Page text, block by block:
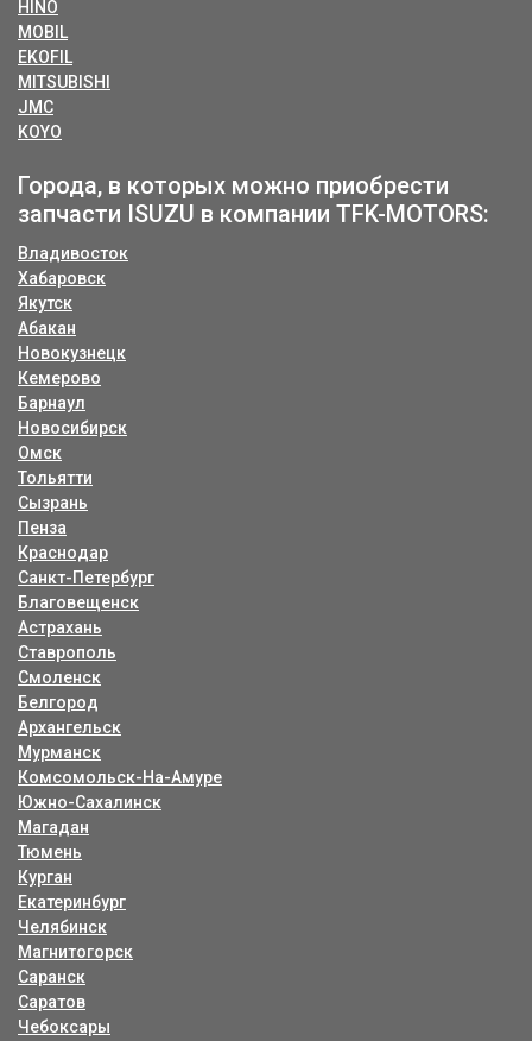
HINO
MOBIL
EKOFIL
MITSUBISHI
JMC
KOYO
Города, в которых можно приобрести
запчасти ISUZU в компании TFK-MOTORS:
Владивосток
Хабаровск
Якутск
Абакан
Новокузнецк
Кемерово
Барнаул
Новосибирск
Омск
Тольятти
Сызрань
Пенза
Краснодар
Санкт-Петербург
Благовещенск
Астрахань
Ставрополь
Смоленск
Белгород
Архангельск
Мурманск
Комсомольск-На-Амуре
Южно-Сахалинск
Магадан
Тюмень
Курган
Екатеринбург
Челябинск
Магнитогорск
Саранск
Саратов
Чебоксары